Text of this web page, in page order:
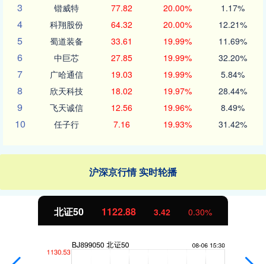
3 锴威特 77.82 20.00% 1.17%
4 科翔股份 64.32 20.00% 12.21%
5 蜀道装备 33.61 19.99% 11.69%
6 中巨芯 27.85 19.99% 32.20%
7 广哈通信 19.03 19.99% 5.84%
8 欣天科技 18.02 19.97% 28.44%
9 飞天诚信 12.56 19.96% 8.49%
10 任子行 7.16 19.93% 31.42%
沪深京行情 实时轮播
北证50 1122.88 3.42 0.30%